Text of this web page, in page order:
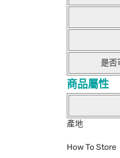
是否
商品屬性
產地
How To Store